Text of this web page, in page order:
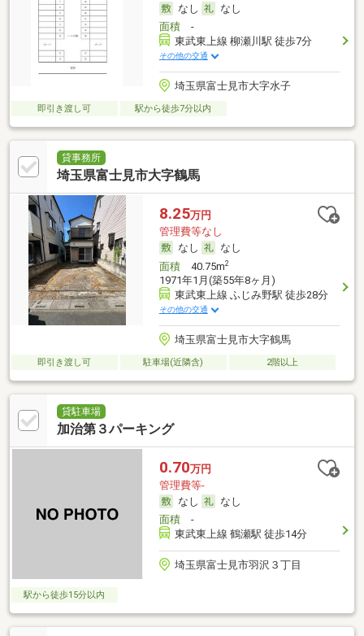
なし
なし
面積-
東武東上線 柳瀬川駅 徒歩7分
その他の交通
埼玉県富士見市大字水子
即引き渡し可 駅から徒歩7分以内
貸事務所
埼玉県富士見市大字鶴馬
8.25万円
管理費等なし
なし
なし
面積40.75m2
1971年1月(築55年8ヶ月)
東武東上線 ふじみ野駅 徒歩28分
その他の交通
埼玉県富士見市大字鶴馬
即引き渡し可 駐車場(近隣含) 2階以上
貸駐車場
加治第３パーキング
0.70万円
管理費等-
なし
なし
面積-
東武東上線 鶴瀬駅 徒歩14分
埼玉県富士見市羽沢３丁目
駅から徒歩15分以内